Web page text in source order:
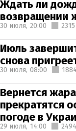
Ждать ли
возвращении
30 июля, 20:00 2315
Июль
снова
30 июля, 08:00 1884
Вернется
прекратятся
погоде в
29 июля, 14:00 2494